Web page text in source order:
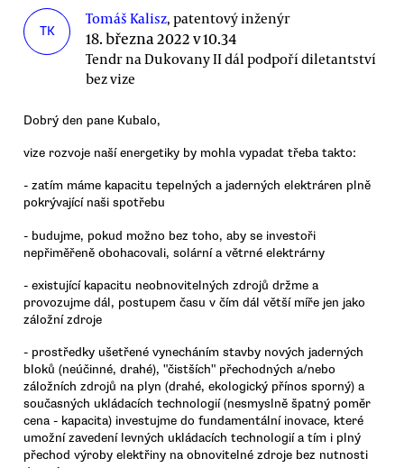
TK
Tomáš Kalisz, patentový inženýr
18. března 2022 v 10.34
Tendr na Dukovany II dál podpoří diletantství
bez vize
Dobrý den pane Kubalo,
vize rozvoje naší energetiky by mohla vypadat třeba takto:
- zatím máme kapacitu tepelných a jaderných elektráren plně
pokrývající naši spotřebu
- budujme, pokud možno bez toho, aby se investoři
nepřiměřeně obohacovali, solární a větrné elektrárny
- existující kapacitu neobnovitelných zdrojů držme a
provozujme dál, postupem času v čím dál větší míře jen jako
záložní zdroje
- prostředky ušetřené vynecháním stavby nových jaderných
bloků (neúčinné, drahé), "čistších" přechodných a/nebo
záložních zdrojů na plyn (drahé, ekologický přínos sporný) a
současných ukládacích technologií (nesmyslně špatný poměr
cena - kapacita) investujme do fundamentální inovace, které
umožní zavedení levných ukládacích technologií a tím i plný
přechod výroby elektřiny na obnovitelné zdroje bez nutnosti